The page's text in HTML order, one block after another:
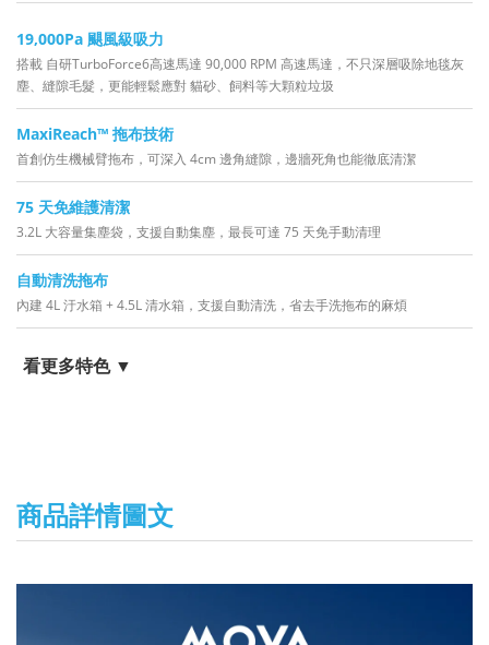
19,000Pa 颶風級吸力
搭載 自研TurboForce6高速馬達 90,000 RPM 高速馬達，不只深層吸除地毯灰
塵、縫隙毛髮，更能輕鬆應對 貓砂、飼料等大顆粒垃圾
MaxiReach™ 拖布技術
首創仿生機械臂拖布，可深入 4cm 邊角縫隙，邊牆死角也能徹底清潔
75 天免維護清潔
3.2L 大容量集塵袋，支援自動集塵，最長可達 75 天免手動清理
自動清洗拖布
內建 4L 汙水箱 + 4.5L 清水箱，支援自動清洗，省去手洗拖布的麻煩
看更多特色 ▼
商品詳情圖文